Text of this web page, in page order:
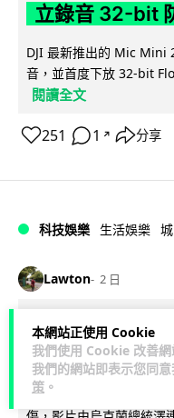
本網站正使用 Cookie
我們使用 Cookie 改善
我們的網站即表示您同
策 。
立錄音 32-bit
DJI 最新推出的 Mic Mini
音，並首度下放 32-bit
閱讀全文
251 1 ↗ 分享
科技娛樂 生活娛樂
Lawton 2 日
澤連斯基怒斥
追殺烏克蘭小
烏克蘭克爾松一名 52 歲